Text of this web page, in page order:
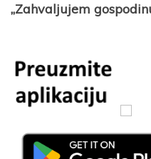
„Zahvaljujem